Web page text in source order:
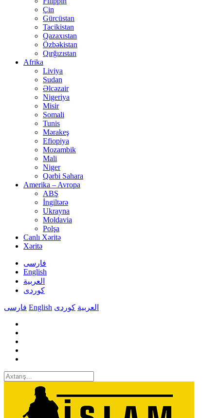
Çin
Gürcüstan
Tacikistan
Qazaxıstan
Özbəkistan
Qırğızıstan
Afrika
Liviya
Sudan
Əlcəzair
Nigeriya
Misir
Somali
Tunis
Mərakeş
Efiopiya
Mozambik
Mali
Niger
Qərbi Sahara
Amerika – Avropa
ABŞ
İngiltərə
Ukrayna
Moldavia
Polşa
Canlı Xəritə
Xəritə
فارسی
English
العربیة
کوردی
فارسی English العربیة کوردی